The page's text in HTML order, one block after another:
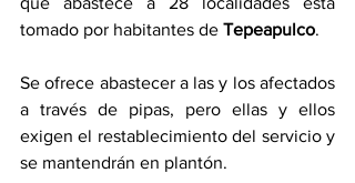
tomado por habitantes de Tepeapulco.
Se ofrece abastecer a las y los afectados
a través de pipas, pero ellas y ellos
exigen el restablecimiento del servicio y
se mantendrán en plantón.